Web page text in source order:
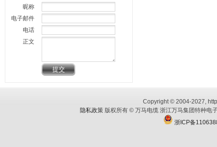
昵称
电子邮件
电话
正文
Copyright © 2004-2027,
隐私政策版权所有 © 万马电缆 浙江万马集团特种电
浙ICP备